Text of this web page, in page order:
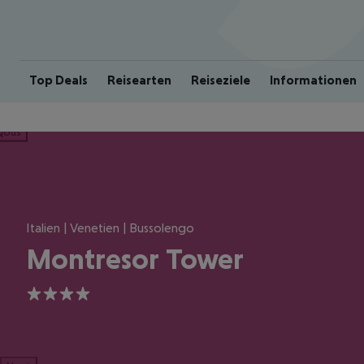
Top Deals Reisearten Reiseziele Informationen
Italien | Venetien | Bussolengo
Montresor Tower
4